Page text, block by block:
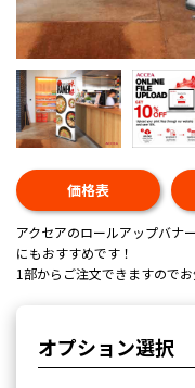
価格表
アクセアのロールアップバナ
にもおすすめです！
1部からご注文できますのでお
オプション選択